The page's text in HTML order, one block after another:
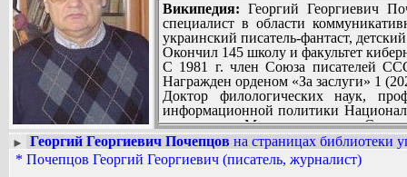
Википедия: Георгий Георгиевич
специалист в области
украинский писатель-фантаст,
Окончил 145 школу и факультет
С 1981 г. член Союза писателей
Награжден орденом «За заслуги» 1
Доктор филологических наук,
информационной политики
маркетинга Международного
общественностью Института
руководителем Управления
университетах России, США,
Вадим Ершов...
Dauphin, Евгений Попов...
► Георгий Георгиевич Почепцов на страницах библиотеки
* Почепцов Георгий Георгиевич (писатель, журналист)